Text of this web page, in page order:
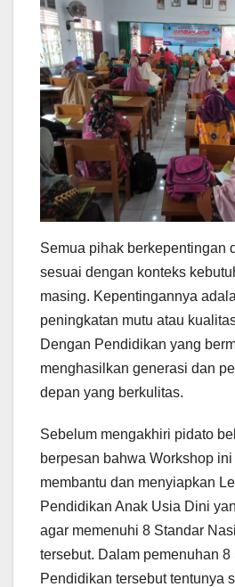
Semua pihak berkepentingan
sesuai dengan konteks
masing. Kepentingannya
peningkatan mutu atau
Dengan Pendidikan yang
menghasilkan generasi dan
depan yang berkulitas.
Sebelum mengakhiri pidato
berpesan bahwa Workshop
membantu dan menyiapkan
Pendidikan Anak Usia Dini
agar memenuhi 8 Standar
tersebut. Dalam pemenuhan 8
Pendidikan tersebut tentunya